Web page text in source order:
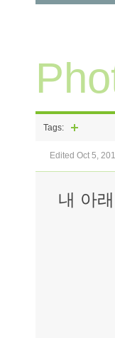
Tags
Edited Oct 5,
내 아